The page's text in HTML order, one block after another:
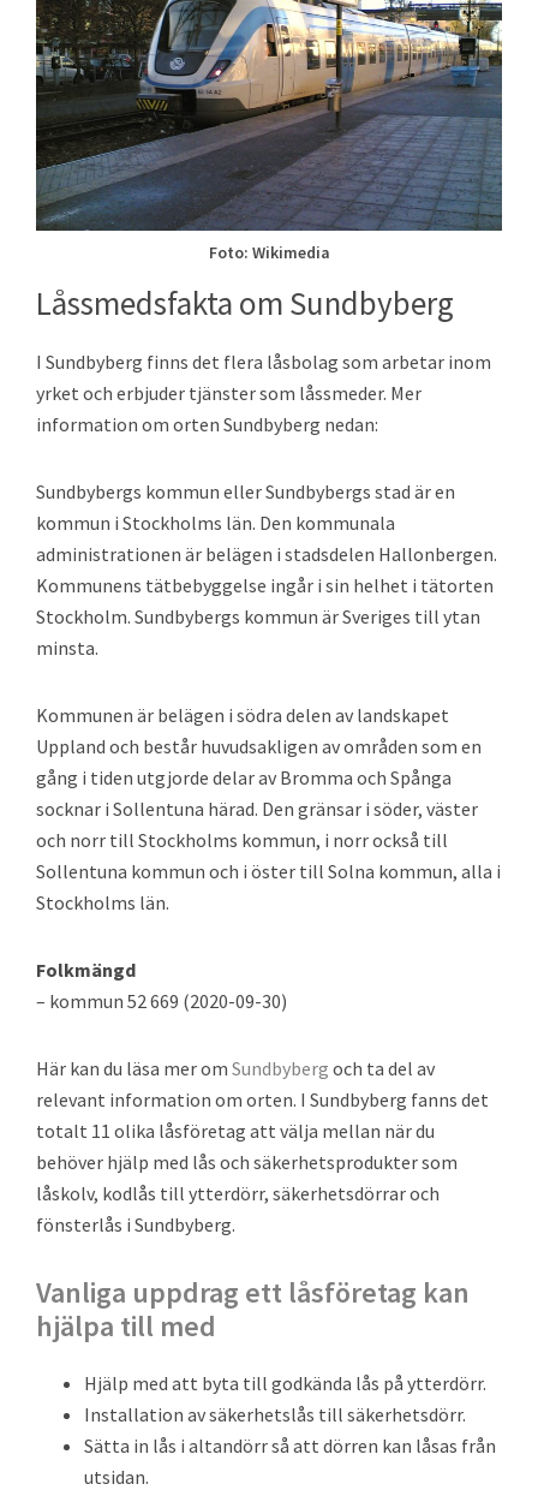
Foto: Wikimedia
Låssmedsfakta om Sundbyberg
I Sundbyberg finns det flera låsbolag som arbetar inom
yrket och erbjuder tjänster som låssmeder. Mer
information om orten Sundbyberg nedan:
Sundbybergs kommun eller Sundbybergs stad är en
kommun i Stockholms län. Den kommunala
administrationen är belägen i stadsdelen Hallonbergen.
Kommunens tätbebyggelse ingår i sin helhet i tätorten
Stockholm. Sundbybergs kommun är Sveriges till ytan
minsta.
Kommunen är belägen i södra delen av landskapet
Uppland och består huvudsakligen av områden som en
gång i tiden utgjorde delar av Bromma och Spånga
socknar i Sollentuna härad. Den gränsar i söder, väster
och norr till Stockholms kommun, i norr också till
Sollentuna kommun och i öster till Solna kommun, alla i
Stockholms län.
Folkmängd
– kommun 52 669 (2020-09-30)
Här kan du läsa mer om Sundbyberg och ta del av
relevant information om orten. I Sundbyberg fanns det
totalt 11 olika låsföretag att välja mellan när du
behöver hjälp med lås och säkerhetsprodukter som
låskolv, kodlås till ytterdörr, säkerhetsdörrar och
fönsterlås i Sundbyberg.
Vanliga uppdrag ett låsföretag kan
hjälpa till med
Hjälp med att byta till godkända lås på ytterdörr.
Installation av säkerhetslås till säkerhetsdörr.
Sätta in lås i altandörr så att dörren kan låsas från
utsidan.